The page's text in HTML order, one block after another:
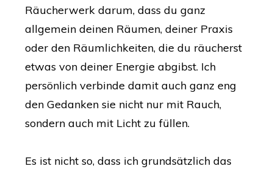
Räucherwerk darum, dass du ganz
allgemein deinen Räumen, deiner Praxis
oder den Räumlichkeiten, die du räucherst
etwas von deiner Energie abgibst. Ich
persönlich verbinde damit auch ganz eng
den Gedanken sie nicht nur mit Rauch,
sondern auch mit Licht zu füllen.
Es ist nicht so, dass ich grundsätzlich das